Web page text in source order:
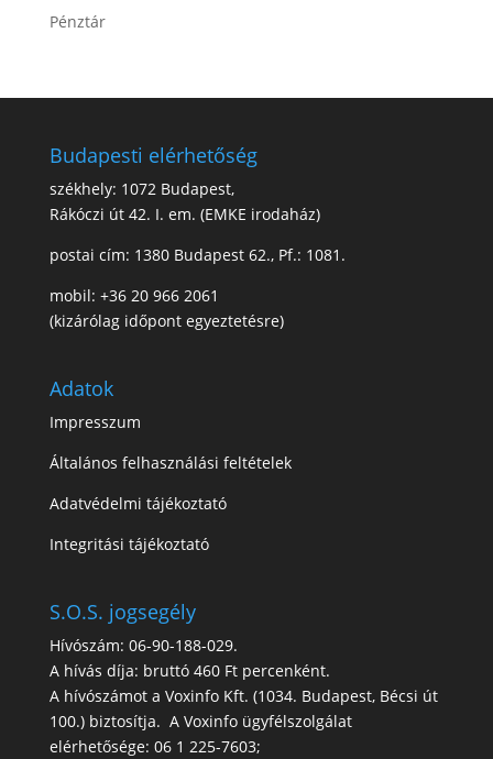
Pénztár
Budapesti elérhetőség
székhely: 1072 Budapest,
Rákóczi út 42. I. em. (EMKE irodaház)
postai cím: 1380 Budapest 62., Pf.: 1081.
mobil: +36 20 966 2061
(kizárólag időpont egyeztetésre)
Adatok
Impresszum
Általános felhasználási feltételek
Adatvédelmi tájékoztató
Integritási tájékoztató
S.O.S. jogsegély
Hívószám: 06-90-188-029.
A hívás díja: bruttó 460 Ft percenként.
A hívószámot a Voxinfo Kft. (1034. Budapest, Bécsi út
100.) biztosítja. A Voxinfo ügyfélszolgálat
elérhetősége: 06 1 225-7603;